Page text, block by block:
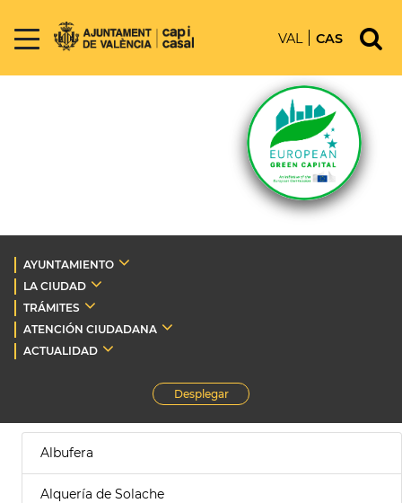
VAL CAS
AYUNTAMIENTO
LA CIUDAD
TRÁMITES
ATENCIÓN CIUDADANA
ACTUALIDAD
Desplegar
Albufera
Alquería de Solache